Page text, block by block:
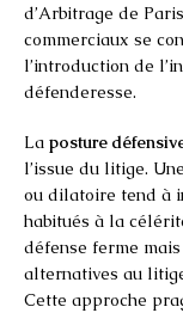
d’Arbitrage de
commerciaux se
l’introduction de
défenderesse.
La posture
l’issue du litige.
ou dilatoire tend à
habitués à la
défense ferme
alternatives au
Cette approche